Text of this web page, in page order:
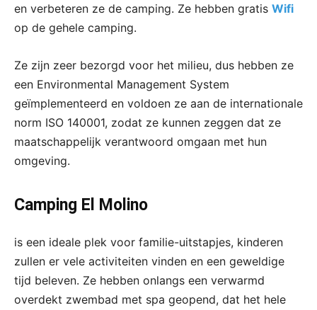
en verbeteren ze de camping. Ze hebben gratis Wifi
op de gehele camping.
Ze zijn zeer bezorgd voor het milieu, dus hebben ze
een Environmental Management System
geïmplementeerd en voldoen ze aan de internationale
norm ISO 140001, zodat ze kunnen zeggen dat ze
maatschappelijk verantwoord omgaan met hun
omgeving.
Camping El Molino
is een ideale plek voor familie-uitstapjes, kinderen
zullen er vele activiteiten vinden en een geweldige
tijd beleven. Ze hebben onlangs een verwarmd
overdekt zwembad met spa geopend, dat het hele